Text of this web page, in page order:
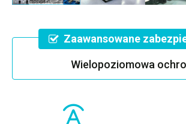
Zaawansowane
Wielopoziomowa